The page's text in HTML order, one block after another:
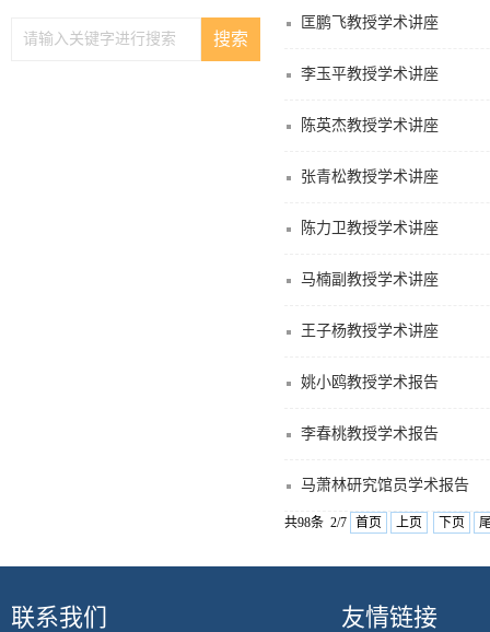
匡鹏飞教授学术讲座
李玉平教授学术讲座
陈英杰教授学术讲座
张青松教授学术讲座
陈力卫教授学术讲座
马楠副教授学术讲座
王子杨教授学术讲座
姚小鸥教授学术报告
李春桃教授学术报告
马萧林研究馆员学术报告
共98条 2/7 首页 上页 下页
联系我们 友情链接